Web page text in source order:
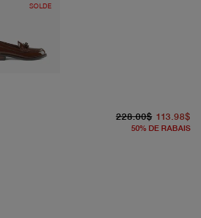
SOLDE
228.00$ 113.98$
50% DE RABAIS